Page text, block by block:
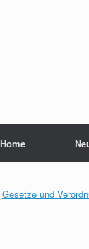
Home
Gesetze und